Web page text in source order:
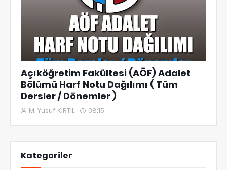
Açıköğretim Fakültesi (AÖF) Adalet
Bölümü Harf Notu Dağılımı ( Tüm
Dersler / Dönemler )
M. Yusuf KIRTIL 08:15
Kategoriler